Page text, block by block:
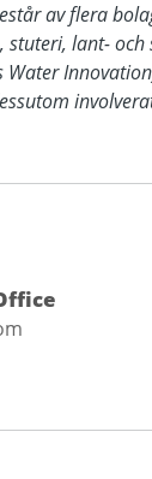
av flera
lant-